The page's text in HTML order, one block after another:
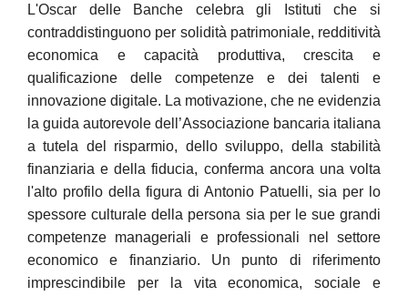
L'Oscar delle Banche celebra gli Istituti che si
contraddistinguono per solidità patrimoniale, redditività
economica e capacità produttiva, crescita e
qualificazione delle competenze e dei talenti e
innovazione digitale. La motivazione, che ne evidenzia
la guida autorevole dell’Associazione bancaria italiana
a tutela del risparmio, dello sviluppo, della stabilità
finanziaria e della fiducia, conferma ancora una volta
l'alto profilo della figura di Antonio Patuelli, sia per lo
spessore culturale della persona sia per le sue grandi
competenze manageriali e professionali nel settore
economico e finanziario. Un punto di riferimento
imprescindibile per la vita economica, sociale e